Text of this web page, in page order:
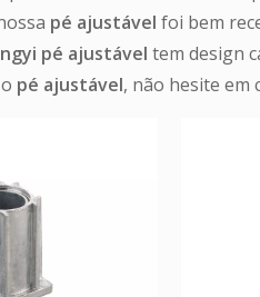
pé ajustável foi bem
pé ajustável tem design
pé ajustável, não hesite em